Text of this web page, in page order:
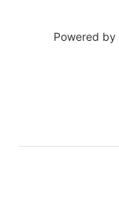
Powered by